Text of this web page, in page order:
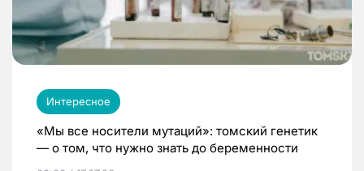
Интересное
«Мы все носители мутаций»: томский генетик
— о том, что нужно знать до беременности